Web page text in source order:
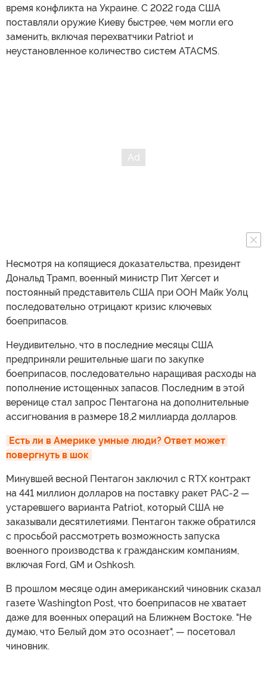
время конфликта на Украине. С 2022 года США
поставляли оружие Киеву быстрее, чем могли его
заменить, включая перехватчики Patriot и
неустановленное количество систем ATACMS.
Несмотря на копящиеся доказательства, президент
Дональд Трамп, военный министр Пит Хегсет и
постоянный представитель США при ООН Майк Уолц
последовательно отрицают кризис ключевых
боеприпасов.
Неудивительно, что в последние месяцы США
предприняли решительные шаги по закупке
боеприпасов, последовательно наращивая расходы на
пополнение истощенных запасов. Последним в этой
веренице стал запрос Пентагона на дополнительные
ассигнования в размере 18,2 миллиарда долларов.
Есть ли в Америке умные люди? Ответ может
повергнуть в шок
Минувшей весной Пентагон заключил с RTX контракт
на 441 миллион долларов на поставку ракет PAC-2 —
устаревшего варианта Patriot, который США не
заказывали десятилетиями. Пентагон также обратился
с просьбой рассмотреть возможность запуска
военного производства к гражданским компаниям,
включая Ford, GM и Oshkosh.
В прошлом месяце один американский чиновник сказал
газете Washington Post, что боеприпасов не хватает
даже для военных операций на Ближнем Востоке. "Не
думаю, что Белый дом это осознает", — посетовал
чиновник.